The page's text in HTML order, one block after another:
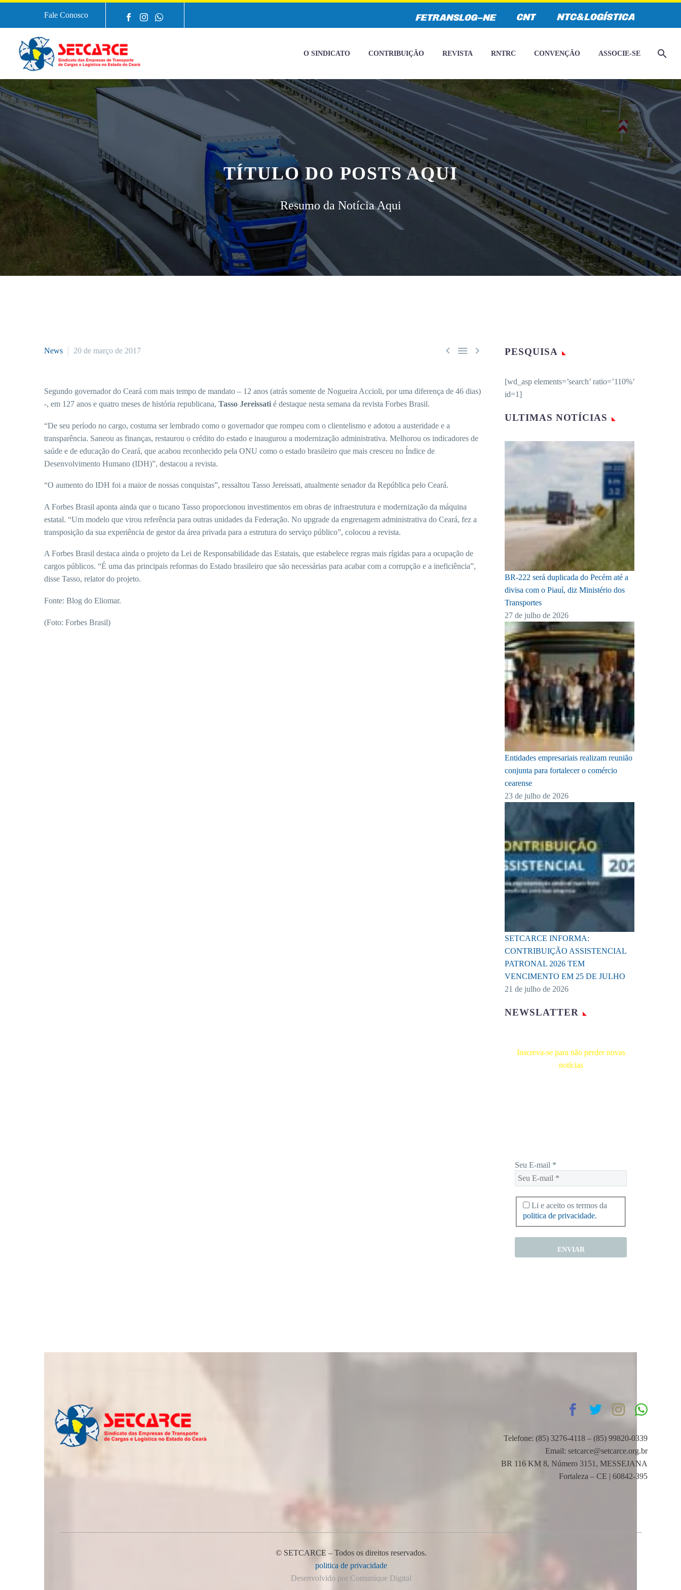
Fale Conosco
O SINDICATO CONTRIBUIÇÃO REVISTA RNTRC CONVENÇÃO ASSOCIE-SE
TÍTULO DO POSTS AQUI
Resumo da Notícia Aqui
  
News 20 de março de 2017
Segundo governador do Ceará com mais tempo de mandato – 12 anos (atrás somente de Nogueira Accioli, por uma diferença de 46 dias)
-, em 127 anos e quatro meses de história republicana, Tasso Jereissati é destaque nesta semana da revista Forbes Brasil.
“De seu período no cargo, costuma ser lembrado como o governador que rompeu com o clientelismo e adotou a austeridade e a
transparência. Saneou as finanças, restaurou o crédito do estado e inaugurou a modernização administrativa. Melhorou os indicadores de
saúde e de educação do Ceará, que acabou reconhecido pela ONU como o estado brasileiro que mais cresceu no Índice de
Desenvolvimento Humano (IDH)”, destacou a revista.
“O aumento do IDH foi a maior de nossas conquistas”, ressaltou Tasso Jereissati, atualmente senador da República pelo Ceará.
A Forbes Brasil aponta ainda que o tucano Tasso proporcionou investimentos em obras de infraestrutura e modernização da máquina
estatal. “Um modelo que virou referência para outras unidades da Federação. No upgrade da engrenagem administrativa do Ceará, fez a
transposição da sua experiência de gestor da área privada para a estrutura do serviço público”, colocou a revista.
A Forbes Brasil destaca ainda o projeto da Lei de Responsabilidade das Estatais, que estabelece regras mais rígidas para a ocupação de
cargos públicos. “É uma das principais reformas do Estado brasileiro que são necessárias para acabar com a corrupção e a ineficiência”,
disse Tasso, relator do projeto.
Fonte: Blog do Eliomar.
(Foto: Forbes Brasil)
PESQUISA
[wd_asp elements=’search’ ratio=’110%’
id=1]
ULTIMAS NOTÍCIAS
BR-222 será duplicada do Pecém até a
divisa com o Piauí, diz Ministério dos
Transportes
27 de julho de 2026
Entidades empresariais realizam reunião
conjunta para fortalecer o comércio
cearense
23 de julho de 2026
SETCARCE INFORMA:
CONTRIBUIÇÃO ASSISTENCIAL
PATRONAL 2026 TEM
VENCIMENTO EM 25 DE JULHO
21 de julho de 2026
NEWSLATTER
Inscreva-se para não perder novas
notícias
Seu E-mail *
Li e aceito os termos da
politica de privacidade.
Telefone: (85) 3276-4118 – (85) 99820-0339
Email: setcarce@setcarce.org.br
BR 116 KM 8, Número 3151, MESSEJANA
Fortaleza – CE | 60842-395
© SETCARCE – Todos os direitos reservados.
politica de privacidade
Desenvolvido por Comunique Digital